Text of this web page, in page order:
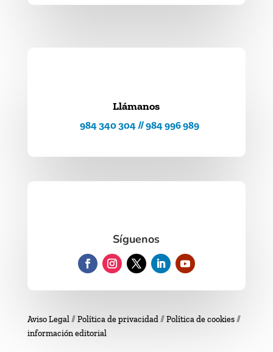
Llámanos
984 340 304 // 984 996 989
Síguenos
Aviso Legal//Política de privacidad//Política de cookies//
información editorial